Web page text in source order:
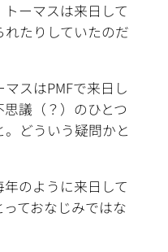
ーマスは来日して
たりしていたのだ
スはPMFで来日し
議（？）のひとつ
どういう疑問かと
のように来日して
ておなじみではな